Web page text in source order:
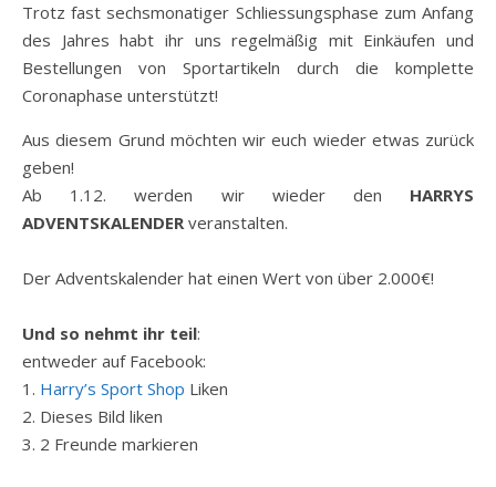
Trotz fast sechsmonatiger Schliessungsphase zum Anfang
des Jahres habt ihr uns regelmäßig mit Einkäufen und
Bestellungen von Sportartikeln durch die komplette
Coronaphase unterstützt!
Aus diesem Grund möchten wir euch wieder etwas zurück
geben!
Ab 1.12. werden wir wieder den HARRYS
ADVENTSKALENDERveranstalten.
Der Adventskalender hat einen Wert von über 2.000€!
Und so nehmt ihr teil:
entweder auf Facebook:
1. Harry’s Sport Shop Liken
2. Dieses Bild liken
3. 2 Freunde markieren